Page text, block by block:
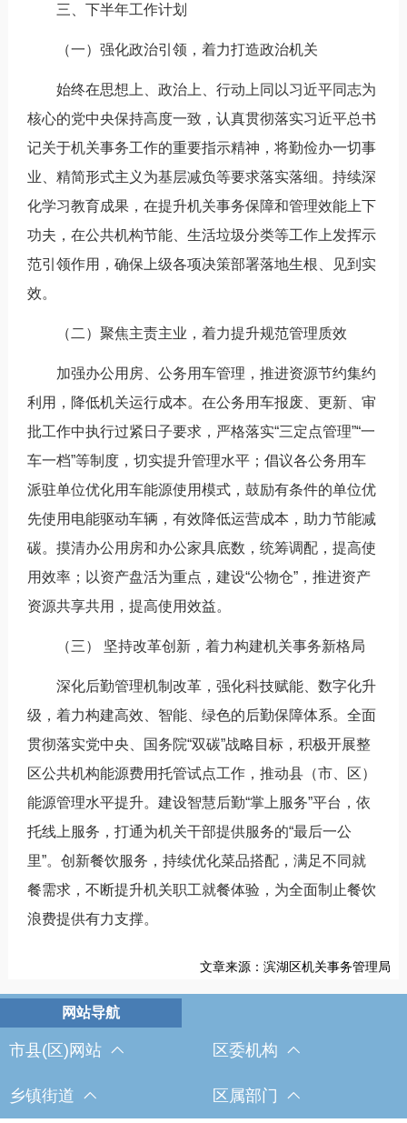
三、下半年工作计划
（一）强化政治引领，着力打造政治机关
始终在思想上、政治上、行动上同以习近平同志为
核心的党中央保持高度一致，认真贯彻落实习近平总书
记关于机关事务工作的重要指示精神，将勤俭办一切事
业、精简形式主义为基层减负等要求落实落细。持续深
化学习教育成果，在提升机关事务保障和管理效能上下
功夫，在公共机构节能、生活垃圾分类等工作上发挥示
范引领作用，确保上级各项决策部署落地生根、见到实
效。
（二）聚焦主责主业，着力提升规范管理质效
加强办公用房、公务用车管理，推进资源节约集约
利用，降低机关运行成本。在公务用车报废、更新、审
批工作中执行过紧日子要求，严格落实“三定点管理”“一
车一档”等制度，切实提升管理水平；倡议各公务用车
派驻单位优化用车能源使用模式，鼓励有条件的单位优
先使用电能驱动车辆，有效降低运营成本，助力节能减
碳。摸清办公用房和办公家具底数，统筹调配，提高使
用效率；以资产盘活为重点，建设“公物仓”，推进资产
资源共享共用，提高使用效益。
（三） 坚持改革创新，着力构建机关事务新格局
深化后勤管理机制改革，强化科技赋能、数字化升
级，着力构建高效、智能、绿色的后勤保障体系。全面
贯彻落实党中央、国务院“双碳”战略目标，积极开展整
区公共机构能源费用托管试点工作，推动县（市、区）
能源管理水平提升。建设智慧后勤“掌上服务”平台，依
托线上服务，打通为机关干部提供服务的“最后一公
里”。创新餐饮服务，持续优化菜品搭配，满足不同就
餐需求，不断提升机关职工就餐体验，为全面制止餐饮
浪费提供有力支撑。
文章来源：滨湖区机关事务管理局
市县(区)网站 区委机构
乡镇街道 区属部门